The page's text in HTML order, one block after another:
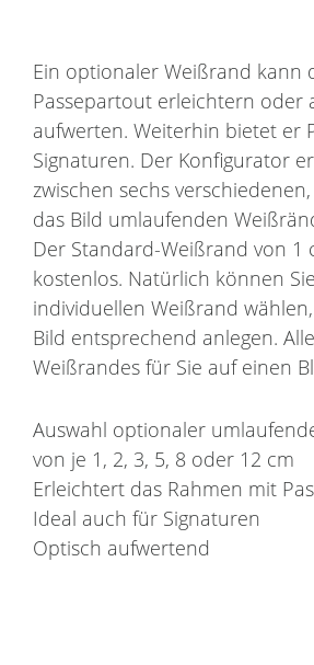
Ein optionaler Weißrand kann
Passepartout erleichtern oder
aufwerten. Weiterhin bietet er
Signaturen. Der Konfigurator
zwischen sechs
das Bild umlaufenden
Der Standard-Weißrand von 1
kostenlos. Natürlich können
individuellen Weißrand
Bild entsprechend anlegen.
Weißrandes für Sie auf einen
Auswahl optionaler
von je 1, 2, 3, 5, 8 oder 12 cm
Erleichtert das Rahmen mit
Ideal auch für Signaturen
Optisch aufwertend